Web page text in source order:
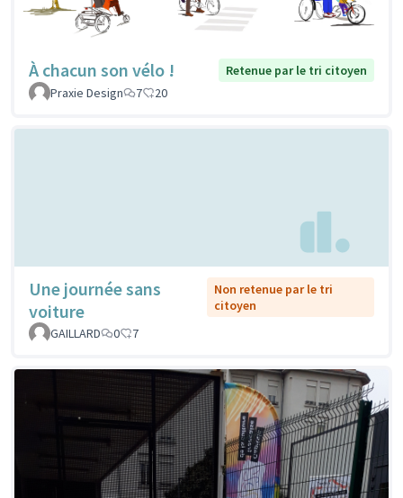
À chacun son vélo !
Retenue par le tri citoyen
Praxie Design
7 20
Une journée sans
voiture
Non retenue par le tri
citoyen
GAILLARD
0 7